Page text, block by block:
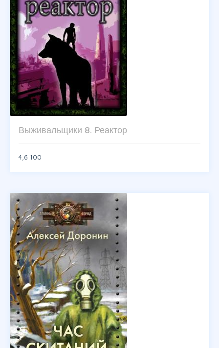
Выживальщики 8. Реактор
4,6 100